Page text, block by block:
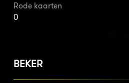
Rode kaarten
0
BEKER